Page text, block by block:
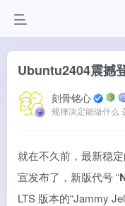
Ubuntu2404震撼
刻骨铭心
就在不久前，最新稳
宣发布了，新版代号 “
LTS 版本的“Jammy